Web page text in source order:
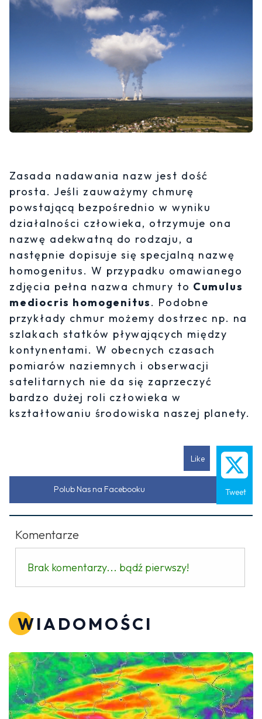
Zasada nadawania nazw jest dość
prosta. Jeśli zauważymy chmurę
powstającą bezpośrednio w wyniku
działalności człowieka, otrzymuje ona
nazwę adekwatną do rodzaju, a
następnie dopisuje się specjalną nazwę
homogenitus. W przypadku omawianego
zdjęcia pełna nazwa chmury to Cumulus
mediocris homogenitus. Podobne
przykłady chmur możemy dostrzec np. na
szlakach statków pływających między
kontynentami. W obecnych czasach
pomiarów naziemnych i obserwacji
satelitarnych nie da się zaprzeczyć
bardzo dużej roli człowieka w
kształtowaniu środowiska naszej planety.
Like
Tweet
Polub Nas na Facebooku
Komentarze
Brak komentarzy... bądź pierwszy!
WIADOMOŚCI